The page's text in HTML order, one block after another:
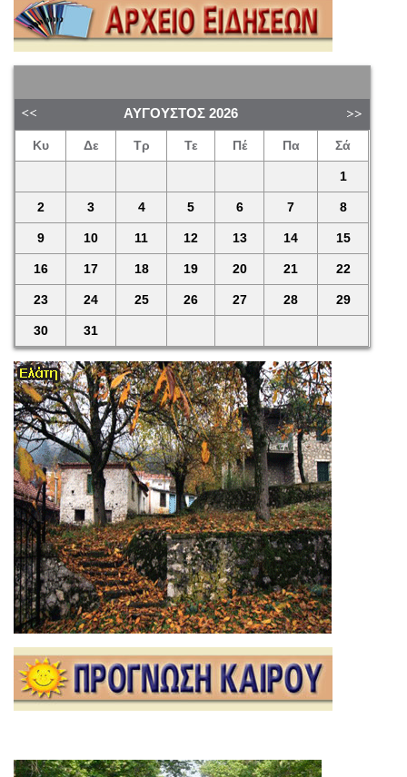
ΑΎΓΟΥΣΤΟΣ 2026
Κυ Δε Τρ Τε Πέ Πα Σά
1
2 3 4 5 6 7 8
9 10 11 12 13 14 15
16 17 18 19 20 21 22
23 24 25 26 27 28 29
30 31